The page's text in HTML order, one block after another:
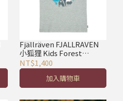
Fjällräven FJALLRAVEN
小狐狸 Kids Forest
Findings T shirt 灰/麻花
NT$1,400
加入購物車